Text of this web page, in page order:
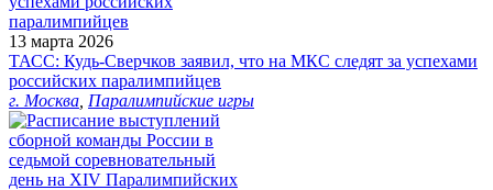
13 марта 2026
ТАСС: Кудь-Сверчков заявил, что на МКС следят за успехами
российских паралимпийцев
г. Москва Паралимпийские игры